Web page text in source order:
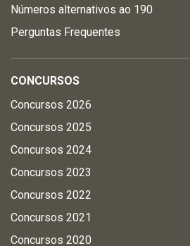
Números alternativos ao 190
Perguntas Frequentes
CONCURSOS
Concursos 2026
Concursos 2025
Concursos 2024
Concursos 2023
Concursos 2022
Concursos 2021
Concursos 2020